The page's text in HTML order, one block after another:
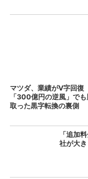
マツダ、業績がV字回
「300億円の逆風」でも
取った黒字転換の裏側
「追加
社が大